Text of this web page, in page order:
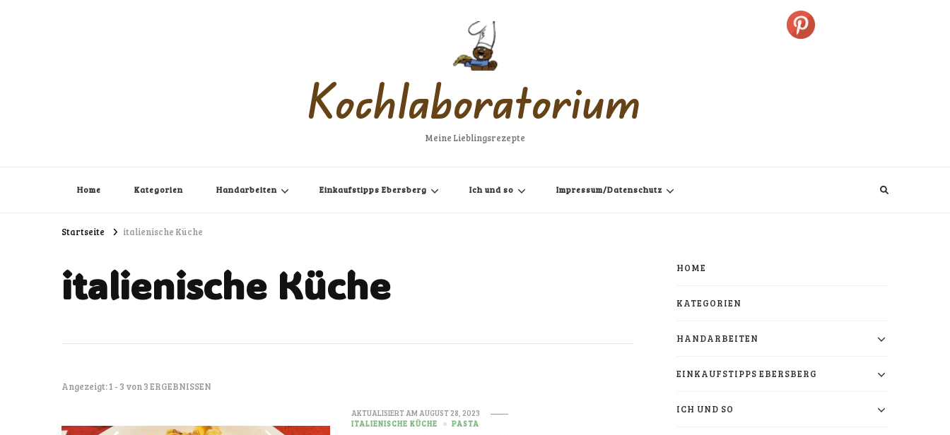
Kochlaboratorium
Meine Lieblingsrezepte
Home Kategorien Handarbeiten Einkaufstipps Ebersberg Ich und so Impressum/Datenschutz
Startseite italienische Küche
italienische Küche
Angezeigt: 1 - 3 von 3 ERGEBNISSEN
AKTUALISIERT AMAUGUST 28, 2023
ITALIENISCHE KÜCHE
PASTA
HOME
KATEGORIEN
HANDARBEITEN
EINKAUFSTIPPS EBERSBERG
ICH UND SO